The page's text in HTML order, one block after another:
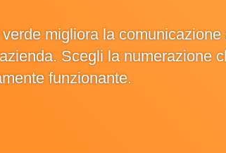
migliora la
Scegli la numerazione
funzionante.